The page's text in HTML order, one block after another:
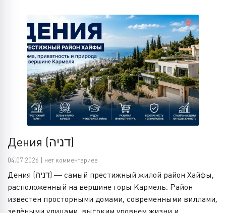
Дения (דניה)
04.07.2026 | нет комментариев
Дения (דניה) — самый престижный жилой район Хайфы,
расположенный на вершине горы Кармель. Район
известен просторными домами, современными виллами,